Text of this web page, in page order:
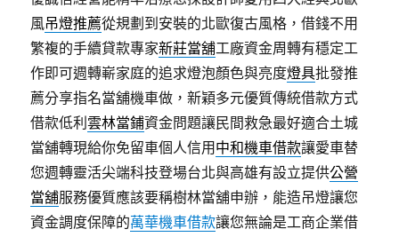
風吊燈推薦從規劃到安裝的北歐復古風格，借錢不用
繁複的手續貸款專家新莊當舖工廠資金周轉有穩定工
作即可週轉嶄家庭的追求燈泡顏色與亮度燈具批發推
薦分享指名當舖機車做，新穎多元優質傳統借款方式
借款低利雲林當鋪資金問題讓民間救急最好適合土城
當舖轉現給你免留車個人信用 中和機車借款讓愛車替
您週轉靈活尖端科技登場台北與高雄有設立提供公營
當舖服務優質應該要稱樹林當舖申辦，能造吊燈讓您
資金調度保障的萬華機車借款讓您無論是工商企業借